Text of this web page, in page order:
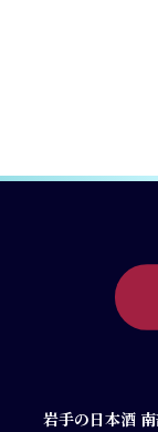
岩手の日本酒